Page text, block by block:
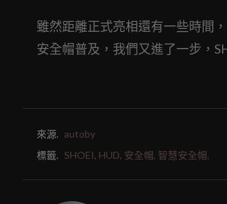
雖然距離正式亮相還有一些時間
安全帽普及，我們又進了一步，
來源. autoby
標籤. SHOEI, HUD, 安全帽, 智慧安全帽,